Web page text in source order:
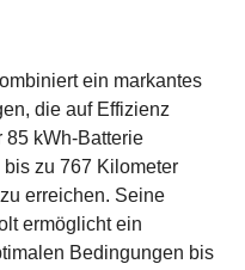
ein markantes
die auf Effizienz
85 kWh-Batterie
zu 767 Kilometer
erreichen. Seine
ermöglicht ein
Bedingungen bis